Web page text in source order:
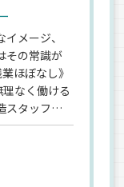
メージ、
その常識が
ほぼなし》
なく働ける
スタッフな
が今では立派
中の多く
くマイペー
い」と好